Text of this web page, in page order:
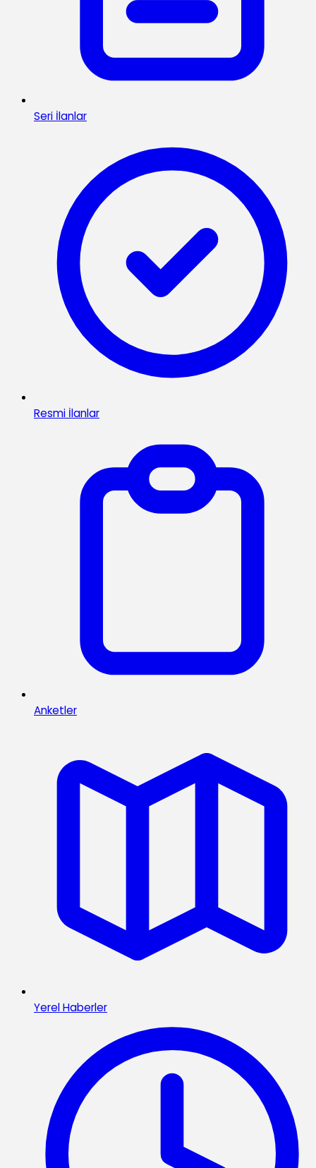
Seri İlanlar
Resmi İlanlar
Anketler
Yerel Haberler